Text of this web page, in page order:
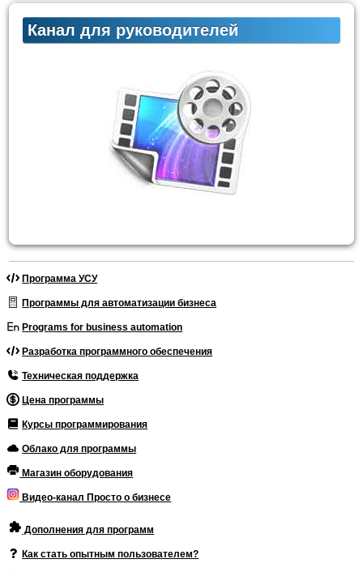
Канал для руководителей
Программа УСУ
Программы для автоматизации бизнеса
Programs for business automation
Разработка программного обеспечения
Техническая поддержка
Цена программы
Курсы программирования
Облако для программы
Магазин оборудования
Видео-канал Просто о бизнесе
Дополнения для программ
Как стать опытным пользователем?